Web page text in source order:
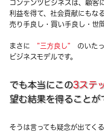
コンテンツビジネスは、顧客
利益を得て、社会貢献にもな
売り手良し・買い手良し・世
まさに ”三方良し” のいた
ビジネスモデルです。
でも本当にこの3ステ
望む結果を得ることが
そうは言っても疑念が出てく